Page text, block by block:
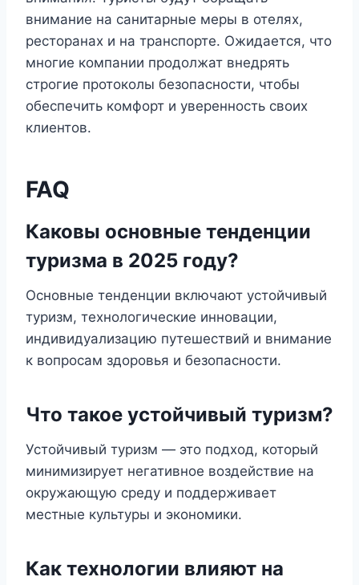
внимание на санитарные меры в отелях,
ресторанах и на транспорте. Ожидается, что
многие компании продолжат внедрять
строгие протоколы безопасности, чтобы
обеспечить комфорт и уверенность своих
клиентов.
FAQ
Каковы основные тенденции
туризма в 2025 году?
Основные тенденции включают устойчивый
туризм, технологические инновации,
индивидуализацию путешествий и внимание
к вопросам здоровья и безопасности.
Что такое устойчивый туризм?
Устойчивый туризм — это подход, который
минимизирует негативное воздействие на
окружающую среду и поддерживает
местные культуры и экономики.
Как технологии влияют на